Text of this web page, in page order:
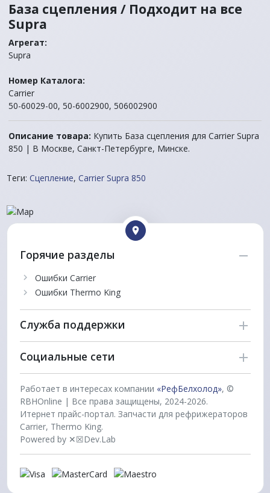
База сцепления / Подходит на все
Supra
Агрегат:
Supra
Номер Каталога:
Carrier
50-60029-00, 50-6002900, 506002900
Описание товара: Купить База сцепления для Carrier Supra
850 | В Москве, Санкт-Петербурге, Минске.
Теги: Сцепление, Carrier Supra 850
Горячие разделы
Ошибки Carrier
Ошибки Thermo King
Служба поддержки
Социальные сети
Работает в интересах компании «РефБелхолод», ©
RBHOnline | Все права защищены, 2024-2026.
Итернет прайс-портал. Запчасти для рефрижераторов
Carrier, Thermo King.
Powered by ✕☒Dev.Lab